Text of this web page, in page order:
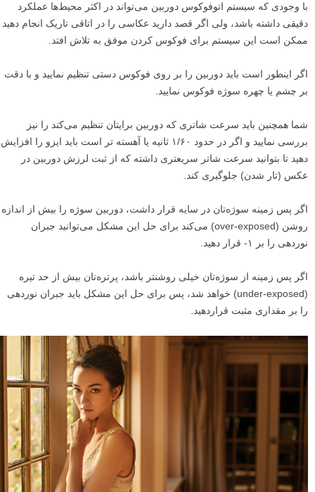
با وجودی که سیستم اتوفوکوس دوربین می‌تواند در اکثر محیط‌ها عملکرد
دقیقی داشته باشد، ولی اگر قصد دارید عکاسی را در اتاقی تاریک انجام دهید
ممکن است این سیستم برای فوکوس کردن موفق به تلاش افتد.
اگر اینطور است باید دوربین را بر روی فوکوس دستی تنظیم نمایید و با دقت
بر چشم یا چهره سوژه فوکوس نمایید.
شما همچنین باید سرعت شاتری که دوربین برایتان تنظیم می‌کند را نیز
بررسی نمایید و اگر در حدود ۱/۶۰ ثانیه یا آهسته تر است باید ایزو را افزایش
دهید تا بتوانید سرعت شاتر سریعتری داشته که از ثبت لرزش دوربین در
عکس (تار شدن) جلوگیری کند.
اگر پس زمینه سوژه‌تان در سایه قرار داشت، دوربین سوژه را بیش از اندازه
روشن (over-exposed) می‌کند برای حل این مشکل می‌توانید جبران
نوردهی را بر ۱- قرار دهید.
اگر پس زمینه از سوژه‌تان خیلی روشنتر باشد، پرتره‌تان بیش از حد تیره
(under-exposed) خواهد شد، پس برای حل این مشکل باید جبران نوردهی
را بر مقداری مثبت قراردهید.